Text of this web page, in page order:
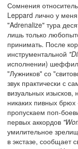
Сомнения
Leppard лично у
"Adrenalize" тура
лишь только
принимать. После
инструментальной
исполнении)
"Лужников" со
звук практически с
визуальных изысков,
никаких пивных
пропускаем поп-
первых аккордов
умилительное
в экстазе, сообщает